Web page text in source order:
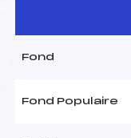
Fond
Fond Populaire